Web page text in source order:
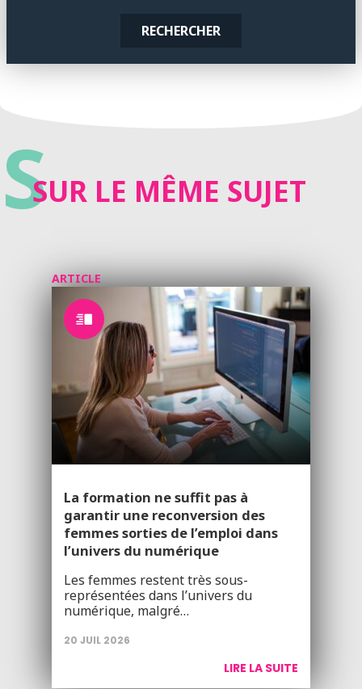
RECHERCHER
SSUR LE MÊME SUJET
ARTICLE
La formation ne suffit pas à
garantir une reconversion des
femmes sorties de l’emploi dans
l’univers du numérique
Les femmes restent très sous-
représentées dans l’univers du
numérique, malgré…
20 JUIL 2026
LIRE LA SUITE